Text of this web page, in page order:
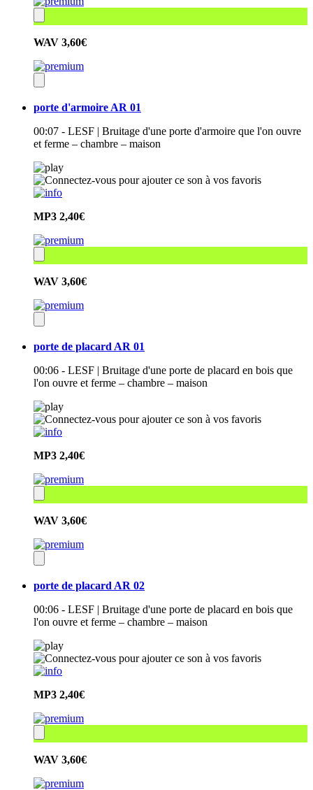
WAV 3,60€
porte d'armoire AR 01
00:07 - LESF | Bruitage d'une porte d'armoire que l'on ouvre
et ferme – chambre – maison
MP3 2,40€
WAV 3,60€
porte de placard AR 01
00:06 - LESF | Bruitage d'une porte de placard en bois que
l'on ouvre et ferme – chambre – maison
MP3 2,40€
WAV 3,60€
porte de placard AR 02
00:06 - LESF | Bruitage d'une porte de placard en bois que
l'on ouvre et ferme – chambre – maison
MP3 2,40€
WAV 3,60€